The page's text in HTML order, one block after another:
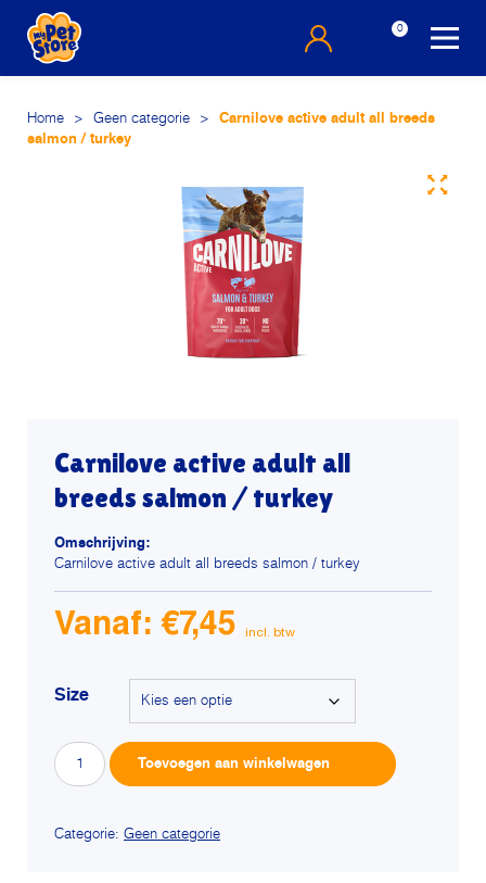
0
Home > Geen categorie >
Carnilove active adult all breeds
salmon / turkey
Carnilove active adult all
breeds salmon / turkey
Omschrijving:
Carnilove active adult all breeds salmon / turkey
Vanaf: €7,45
Size
Carnilove
active
breeds
Toevoegen aan winkelwagen
Categorie: Geen categorie